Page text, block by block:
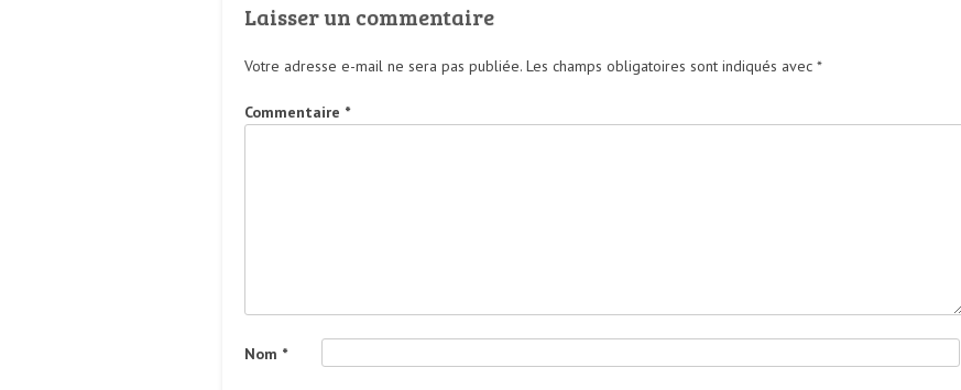
Laisser un commentaire
Votre adresse e-mail ne sera pas publiée. Les champs obligatoires sont indiqués avec *
Commentaire *
Nom *